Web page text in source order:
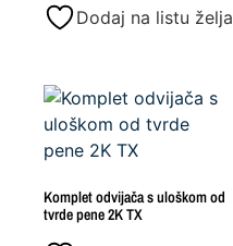
Dodaj na listu želja
Komplet odvijača s uloškom od
tvrde pene 2K TX